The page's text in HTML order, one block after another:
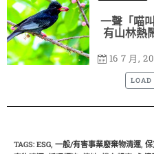
一聲「喵
有山林熱
16 7 月,
LOAD
TAGS: ESG, 一般/有害事業廢棄物清運,